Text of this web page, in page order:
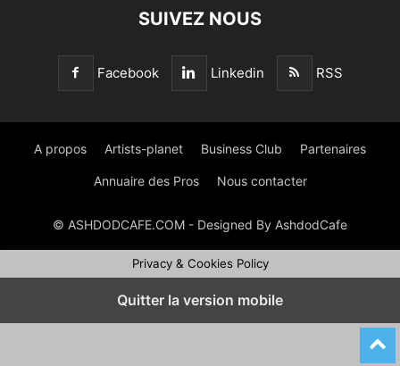
SUIVEZ NOUS
Facebook Linkedin RSS
A propos Artists-planet Business Club Partenaires
Annuaire des Pros Nous contacter
© ASHDODCAFE.COM - Designed By AshdodCafe
Privacy & Cookies Policy
Quitter la version mobile